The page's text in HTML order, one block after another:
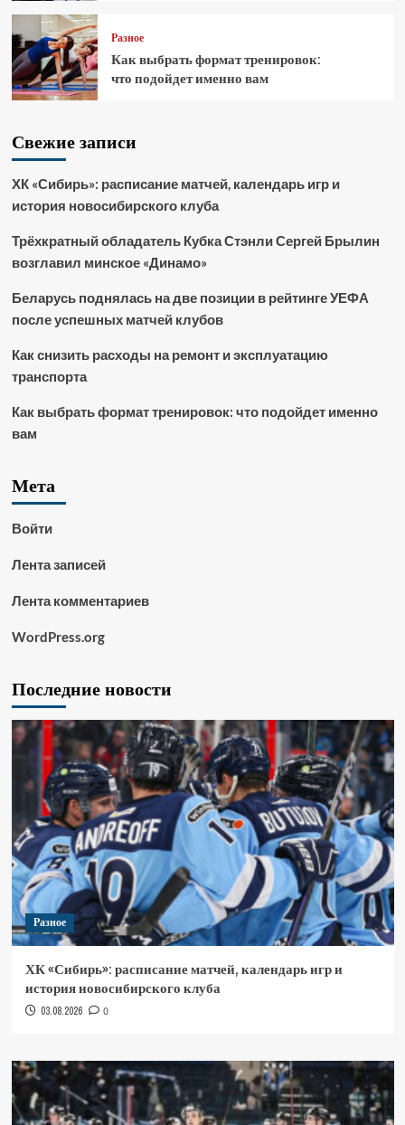
Разное
Как выбрать формат тренировок:
что подойдет именно вам
Свежие записи
ХК «Сибирь»: расписание матчей, календарь игр и
история новосибирского клуба
Трёхкратный обладатель Кубка Стэнли Сергей Брылин
возглавил минское «Динамо»
Беларусь поднялась на две позиции в рейтинге УЕФА
после успешных матчей клубов
Как снизить расходы на ремонт и эксплуатацию
транспорта
Как выбрать формат тренировок: что подойдет именно
вам
Мета
Войти
Лента записей
Лента комментариев
WordPress.org
Последние новости
Разное
ХК «Сибирь»: расписание матчей, календарь игр и
история новосибирского клуба
03.08.2026 0